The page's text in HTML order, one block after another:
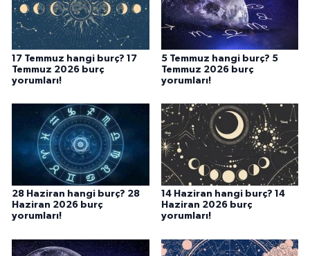
17 Temmuz hangi burç? 17
Temmuz 2026 burç
yorumları!
5 Temmuz hangi burç? 5
Temmuz 2026 burç
yorumları!
28 Haziran hangi burç? 28
Haziran 2026 burç
yorumları!
14 Haziran hangi burç? 14
Haziran 2026 burç
yorumları!